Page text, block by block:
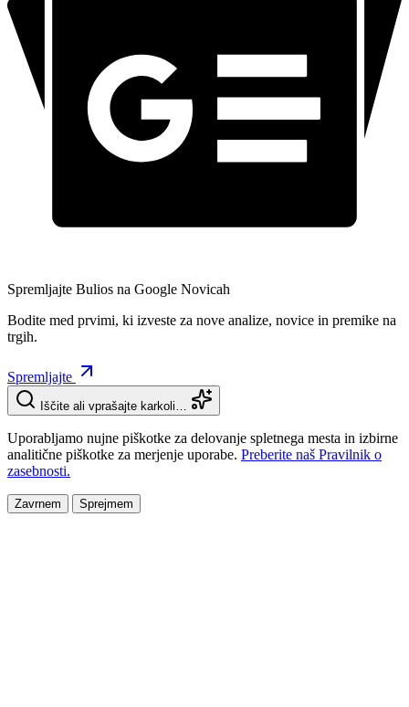
Spremljajte Bulios na Google Novicah
Bodite med prvimi, ki izveste za nove analize, novice in premike na
trgih.
Spremljajte
Iščite ali vprašajte karkoli…
Uporabljamo nujne piškotke za delovanje spletnega mesta in izbirne
analitične piškotke za merjenje uporabe. Preberite naš Pravilnik o
zasebnosti.
Zavrnem Sprejmem